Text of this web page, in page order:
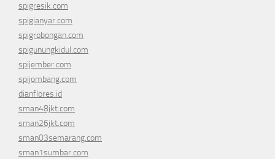
spigresik.com
spigianyar.com
spigrobongan.com
spigunungkidul.com
spijember.com
spijombang.com
dianflores.id
sman48jkt.com
sman26jkt.com
sman03semarang.com
sman1sumbar.com